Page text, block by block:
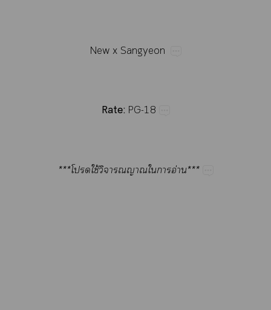
New​x​Sangyeon
Rate:​PG-18
***​ใช้​​​​อ่***